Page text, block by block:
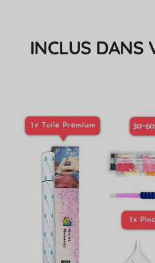
INCLUS DANS